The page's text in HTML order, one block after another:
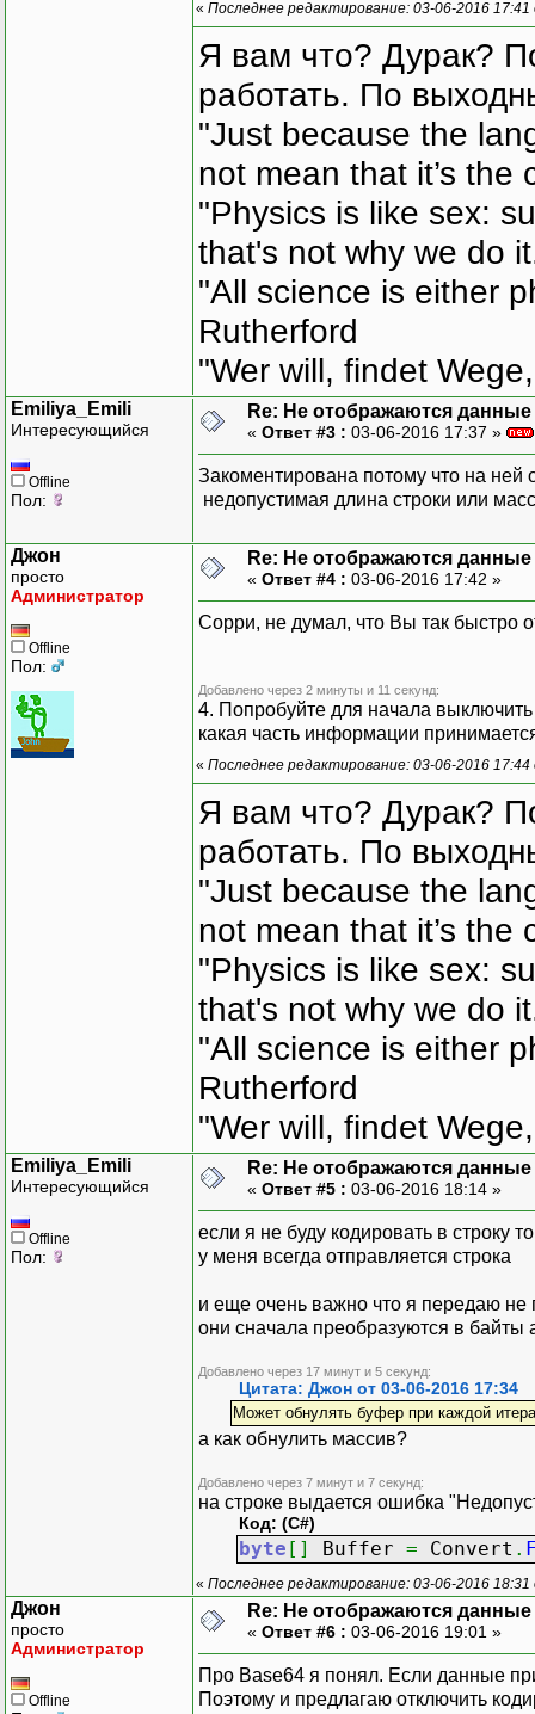
« Последнее редактирование: 03-06-2016
Я вам что? Дурак?
работать. По
"Just because the
not mean that it’s the
"Physics is like sex:
that's not why we do
"All science is either
Rutherford
"Wer will, findet
Emiliya_Emili
Интересующийся
Offline
Пол:
Re: Не отображаются
« Ответ #3 : 03-06-2016 17:37 »
Закоментирована потому что на ней
недопустимая длина строки или
Джон
просто
Администратор
Offline
Пол:
Re: Не отображаются
« Ответ #4 : 03-06-2016 17:42 »
Сорри, не думал, что Вы так быстро
Добавлено через 2 минуты и 11 секунд:
4. Попробуйте для начала
какая часть информации
« Последнее редактирование: 03-06-2016
Я вам что? Дурак?
работать. По
"Just because the
not mean that it’s the
"Physics is like sex:
that's not why we do
"All science is either
Rutherford
"Wer will, findet
Emiliya_Emili
Интересующийся
Offline
Пол:
Re: Не отображаются
« Ответ #5 : 03-06-2016 18:14 »
если я не буду кодировать в строку
у меня всегда отправляется строка
и еще очень важно что я передаю не
они сначала преобразуются в байты
Добавлено через 17 минут и 5 секунд:
Цитата: Джон от 03-06-2016 17:34
Может обнулять буфер при каждой
а как обнулить массив?
Добавлено через 7 минут и 7 секунд:
на строке выдается ошибка
Код: (C#)
byte [ ] Buffer = Convert .
« Последнее редактирование: 03-06-2016
Джон
просто
Администратор
Offline
Re: Не отображаются
« Ответ #6 : 03-06-2016 19:01 »
Про Base64 я понял. Если данные
Поэтому и предлагаю отключить